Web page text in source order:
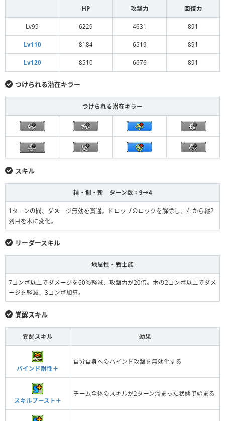
HP 攻撃力 回復力
Lv99 6229 4631 891
Lv110 8184 6519 891
Lv120 8510 6676 891
つけられる潜在キラー
つけられる潜在キラー
スキル
精・剣・斬 ターン数：9→4
1ターンの間、ダメージ無効を貫通。ドロップのロックを解除し、右から縦2
列目を木に変化。
リーダースキル
地属性・戦士族
7コンボ以上でダメージを60％軽減、攻撃力が20倍。木の2コンボ以上でダメ
ージを軽減、3コンボ加算。
覚醒スキル
覚醒スキル 効果
バインド耐性＋
自分自身へのバインド攻撃を無効化する
スキルブースト＋
チーム全体のスキルが2ターン溜まった状態で始まる